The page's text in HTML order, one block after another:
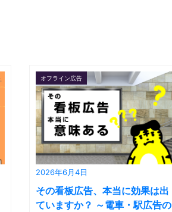
2026年6月4日
オフライン広告
その看板広告、本当に効果は出
ていますか？ ～電車・駅広告の